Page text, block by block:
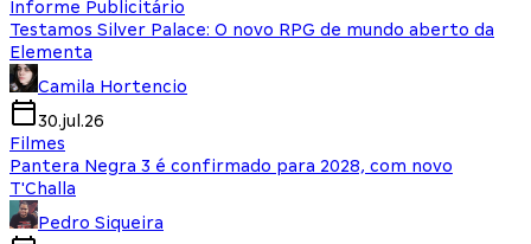
Informe Publicitário
Testamos Silver Palace: O novo RPG de mundo aberto da
Elementa
Camila Hortencio
30.jul.26
Filmes
Pantera Negra 3 é confirmado para 2028, com novo
T'Challa
Pedro Siqueira